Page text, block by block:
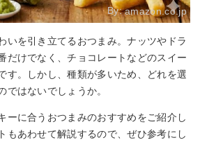
By:amazon.co.jp
いを引き立てるおつまみ。ナッツやドラ
だけでなく、チョコレートなどのスイー
す。しかし、種類が多いため、どれを選
ではないでしょうか。
ーに合うおつまみのおすすめをご紹介し
もあわせて解説するので、ぜひ参考にし